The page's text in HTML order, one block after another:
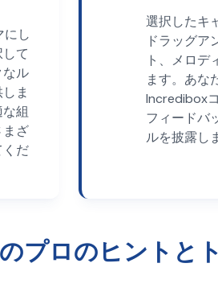
にし
て
なル
ま
組
ざ
くだ
選択したキ
ドラッグア
ト、メロデ
ます。あな
Incredibox
フィードバ
ルを披露し
ロのヒントと